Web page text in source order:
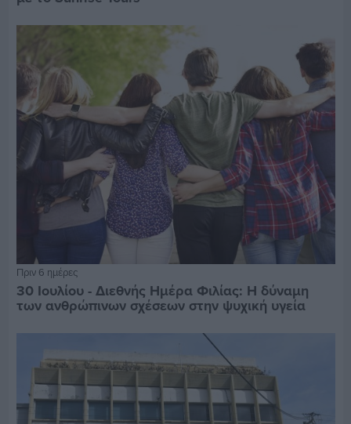
Πριν 6 ημέρες
30 Ιουλίου - Διεθνής Ημέρα Φιλίας: Η δύναμη
των ανθρώπινων σχέσεων στην ψυχική υγεία